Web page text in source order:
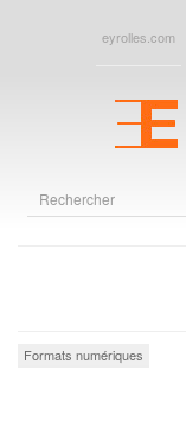
eyrolles.com
Formats numériques